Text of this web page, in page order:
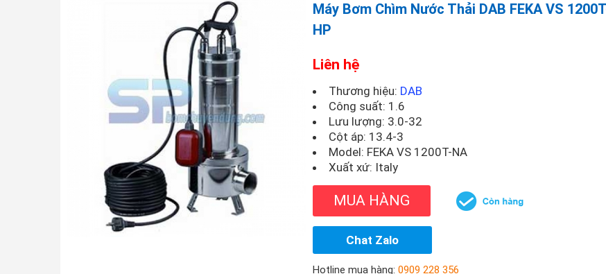
Máy Bơm Chìm Nước Thải DAB FEKA VS
HP
Liên hệ
Thương hiệu: DAB
Công suất: 1.6
Lưu lượng: 3.0-32
Cột áp: 13.4-3
Model: FEKA VS 1200T-NA
Xuất xứ: Italy
MUA HÀNG
Chat Zalo
Hotline mua hàng:0909 228 356